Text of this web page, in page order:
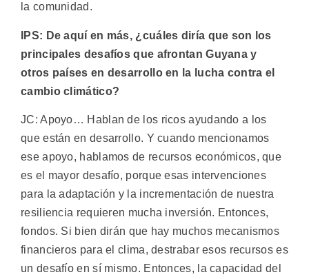
la comunidad.
IPS: De aquí en más, ¿cuáles diría que son los
principales desafíos que afrontan Guyana y
otros países en desarrollo en la lucha contra el
cambio climático?
JC: Apoyo… Hablan de los ricos ayudando a los
que están en desarrollo. Y cuando mencionamos
ese apoyo, hablamos de recursos económicos, que
es el mayor desafío, porque esas intervenciones
para la adaptación y la incrementación de nuestra
resiliencia requieren mucha inversión. Entonces,
fondos. Si bien dirán que hay muchos mecanismos
financieros para el clima, destrabar esos recursos es
un desafío en sí mismo. Entonces, la capacidad del